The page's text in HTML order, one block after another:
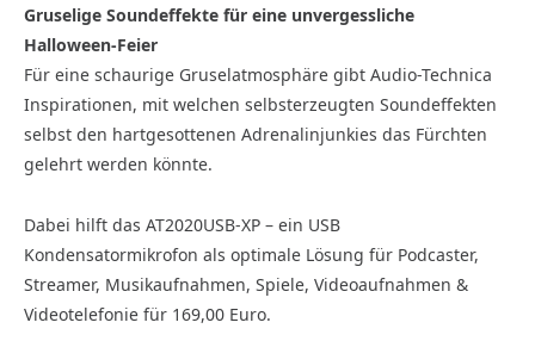
Gruselige Soundeffekte für eine unvergessliche
Halloween-Feier
Für eine schaurige Gruselatmosphäre gibt Audio-Technica
Inspirationen, mit welchen selbsterzeugten Soundeffekten
selbst den hartgesottenen Adrenalinjunkies das Fürchten
gelehrt werden könnte.
Dabei hilft das AT2020USB-XP – ein USB
Kondensatormikrofon als optimale Lösung für Podcaster,
Streamer, Musikaufnahmen, Spiele, Videoaufnahmen &
Videotelefonie für 169,00 Euro.